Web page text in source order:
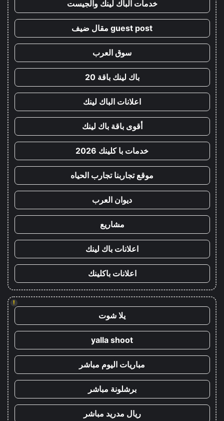
خدمات الباك لينك والجيست
guest post مقال ضيف
سوق العرب
باك لينك باقة 20
اعلانات الباك لينك
أقوى باقة باك لينك
خدمات با كلينك 2026
موقع تجاربنا تجارب الحياه
ديوان العرب
مشاريع
اعلانات باك لينك
اعلانات باكلينك
!
يلا شوت
yalla shoot
مباريات اليوم مباشر
برشلونة مباشر
ريال مدريد مباشر